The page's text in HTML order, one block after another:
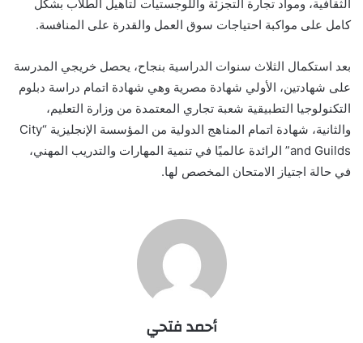
الثقافية، ومواد تجارة التجزئة واللوجستيات لتأهيل الطلاب بشكل
كامل على مواكبة احتياجات سوق العمل والقدرة على المنافسة.
بعد استكمال الثلاث سنوات الدراسية بنجاح، يحصل خريجي المدرسة
على شهادتين، الأولي شهادة مصرية وهي شهادة اتمام دراسة دبلوم
التكنولوجيا التطبيقية شعبة تجاري المعتمدة من وزارة التعليم،
والثانية، شهادة اتمام المناهج الدولية من المؤسسة الإنجليزية “City
and Guilds” الرائدة عالميًا في تنمية المهارات والتدريب المهني،
في حالة اجتياز الامتحان المخصص لها.
أحمد فتحي